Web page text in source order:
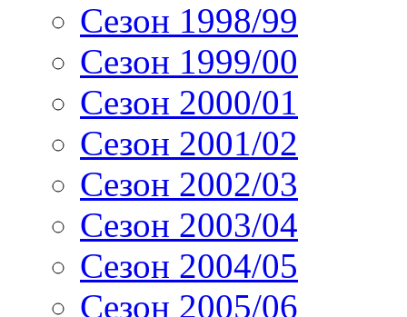
Сезон 1998/99
Сезон 1999/00
Сезон 2000/01
Сезон 2001/02
Сезон 2002/03
Сезон 2003/04
Сезон 2004/05
Сезон 2005/06